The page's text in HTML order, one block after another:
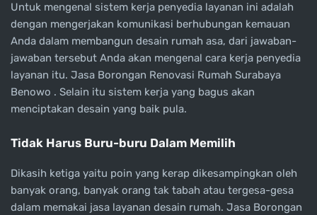
Untuk mengenal sistem kerja penyedia layanan ini adalah
dengan mengerjakan komunikasi berhubungan kemauan
Anda dalam membangun desain rumah asa, dari jawaban-
jawaban tersebut Anda akan mengenal cara kerja penyedia
layanan itu. Jasa Borongan Renovasi Rumah Surabaya
Benowo . Selain itu sistem kerja yang bagus akan
menciptakan desain yang baik pula.
Tidak Harus Buru-buru Dalam Memilih
Dikasih ketiga yaitu poin yang kerap dikesampingkan oleh
banyak orang, banyak orang tak tabah atau tergesa-gesa
dalam memakai jasa layanan desain rumah. Jasa Borongan